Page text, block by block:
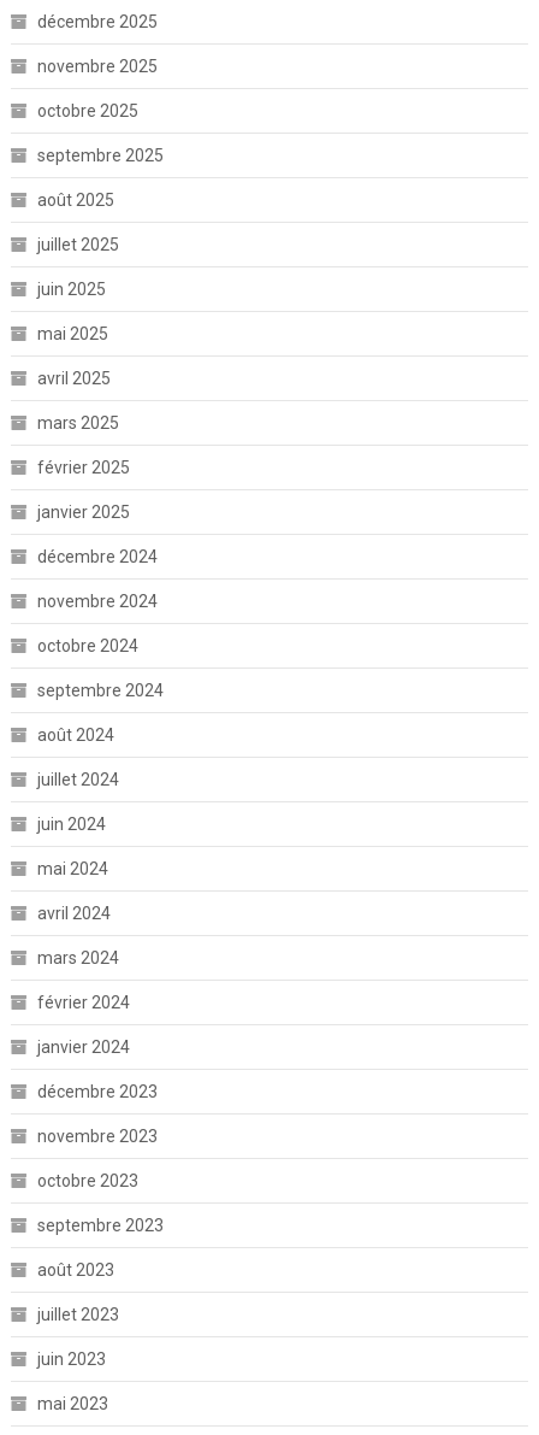
décembre 2025
novembre 2025
octobre 2025
septembre 2025
août 2025
juillet 2025
juin 2025
mai 2025
avril 2025
mars 2025
février 2025
janvier 2025
décembre 2024
novembre 2024
octobre 2024
septembre 2024
août 2024
juillet 2024
juin 2024
mai 2024
avril 2024
mars 2024
février 2024
janvier 2024
décembre 2023
novembre 2023
octobre 2023
septembre 2023
août 2023
juillet 2023
juin 2023
mai 2023